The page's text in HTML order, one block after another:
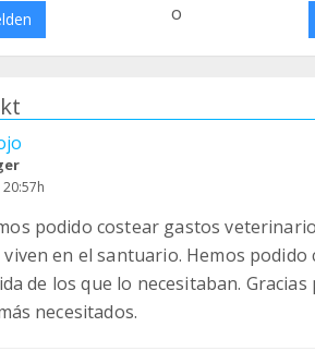
o
podido costear gastos
viven en el santuario. Hemos
de los que lo necesitaban.
necesitados.